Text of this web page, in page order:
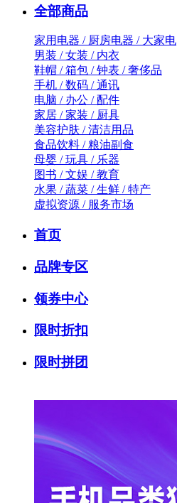
全部商品
家用电器 / 厨房电器 / 大家电
男装 / 女装 / 内衣
鞋帽 / 箱包 / 钟表 / 奢侈品
手机 / 数码 / 通讯
电脑 / 办公 / 配件
家居 / 家装 / 厨具
美容护肤 / 清洁用品
食品饮料 / 粮油副食
母婴 / 玩具 / 乐器
图书 / 文娱 / 教育
水果 / 蔬菜 / 生鲜 / 特产
虚拟资源 / 服务市场
首页
品牌专区
领券中心
限时折扣
限时拼团